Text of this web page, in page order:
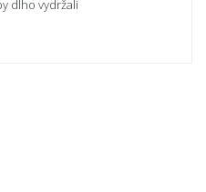
dlho vydržali